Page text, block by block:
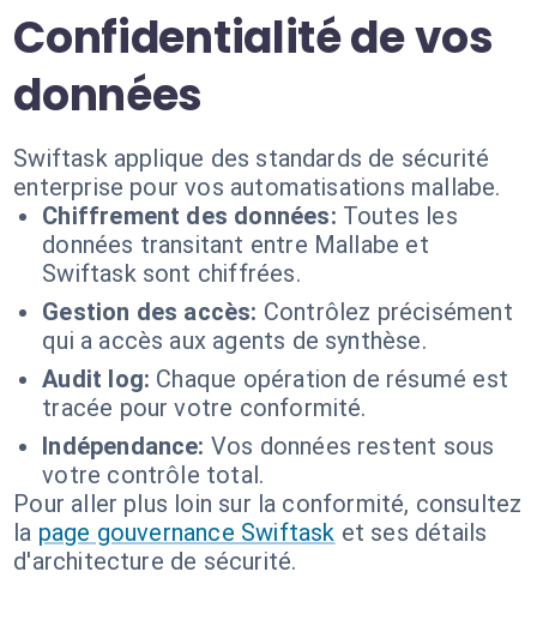
Confidentialité de vos
données
Swiftask applique des standards de sécurité
enterprise pour vos automatisations mallabe.
Chiffrement des données: Toutes les
données transitant entre Mallabe et
Swiftask sont chiffrées.
Gestion des accès: Contrôlez précisément
qui a accès aux agents de synthèse.
Audit log: Chaque opération de résumé est
tracée pour votre conformité.
Indépendance: Vos données restent sous
votre contrôle total.
Pour aller plus loin sur la conformité, consultez
la page gouvernance Swiftask et ses détails
d'architecture de sécurité.